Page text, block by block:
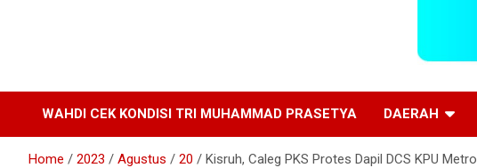
WAHDI CEK KONDISI TRI MUHAMMAD PRASETYA DAERAH
Home 2023 Agustus 20 Kisruh, Caleg PKS Protes Dapil DCS KPU Metro